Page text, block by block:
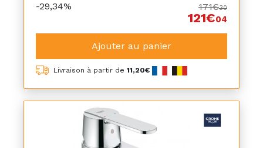
-29,34% 171€30
121€04
Ajouter au panier
Livraison à partir de 11,20€